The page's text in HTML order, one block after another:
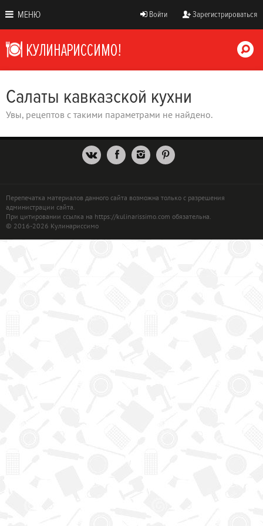
МЕНЮ Войти Зарегистрироваться
Салаты кавказской кухни
Увы, рецептов с такими параметрами не найдено.
Перепечатка материалов данного сайта возможна только с разрешения
администрации сайта.
При цитировании ссылка на https://kulinarissimo.com обязательна.
© 2016-2026 Кулинариссимо